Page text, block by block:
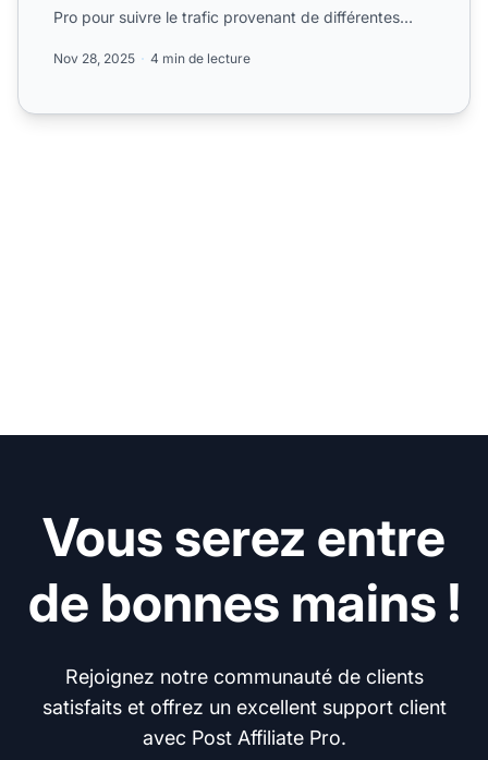
Pro pour suivre le trafic provenant de différentes
Nov 28, 2025 4 min de lecture
Vous serez entre
de bonnes mains !
Rejoignez notre communauté de clients
satisfaits et offrez un excellent support client
avec Post Affiliate Pro.